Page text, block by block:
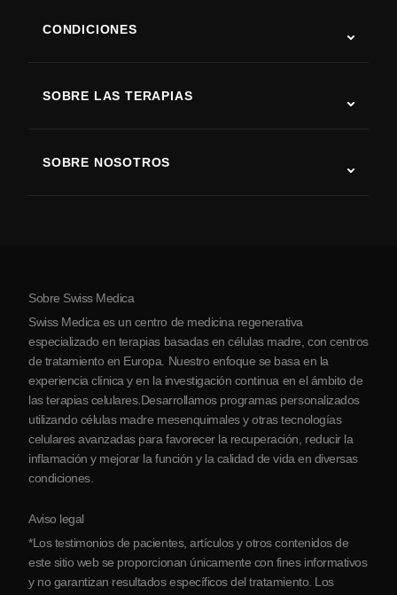
CONDICIONES
Enfermedad de Parkinson
Artritis
SOBRE LAS TERAPIAS
SOBRE NOSOTROS
Sobre Serbia
Colaboraciones
Sobre Swiss Medica
Swiss Medica es un centro de medicina regenerativa
especializado en terapias basadas en células madre, con centros
de tratamiento en Europa. Nuestro enfoque se basa en la
experiencia clínica y en la investigación continua en el ámbito de
las terapias celulares.Desarrollamos programas personalizados
utilizando células madre mesenquimales y otras tecnologías
celulares avanzadas para favorecer la recuperación, reducir la
inflamación y mejorar la función y la calidad de vida en diversas
condiciones.
Aviso legal
*Los testimonios de pacientes, artículos y otros contenidos de
este sitio web se proporcionan únicamente con fines informativos
y no garantizan resultados específicos del tratamiento. Los